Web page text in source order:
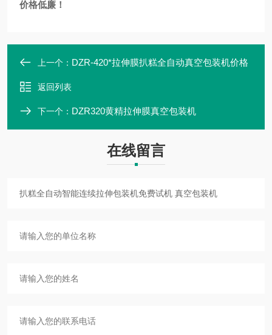
价格低廉！
上一个： DZR-420*拉伸膜扒糕全自动真空包装机价格
返回列表
下一个： DZR320黄精拉伸膜真空包装机
在线留言